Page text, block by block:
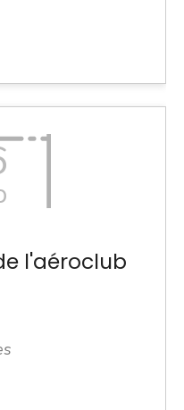
l'aéroclub